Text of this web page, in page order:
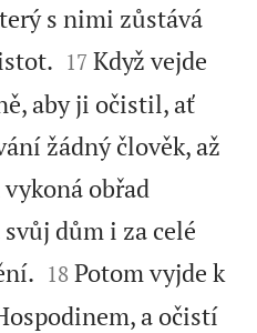
s nimi zůstává


17 Když vejde
aby ji očistil, ať
žádný člověk, až
obřad
dům i za celé


18 Potom vyjde k
a očistí